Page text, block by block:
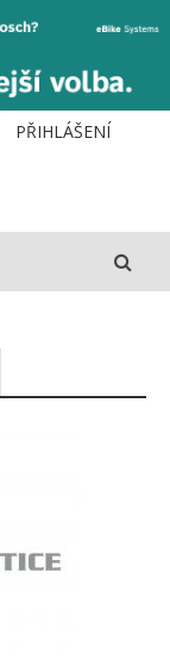
PŘIHLÁŠENÍ